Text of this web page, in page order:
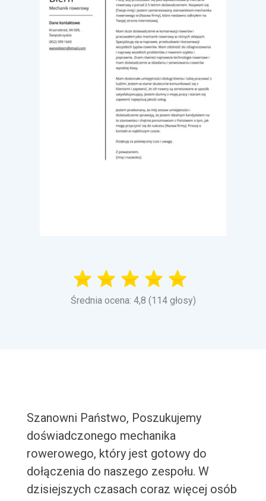
Średnia ocena: 4,8 (114 głosy)
Szanowni Państwo, Poszukujemy
doświadczonego mechanika
rowerowego, który jest gotowy do
dołączenia do naszego zespołu. W
dzisiejszych czasach coraz więcej osób